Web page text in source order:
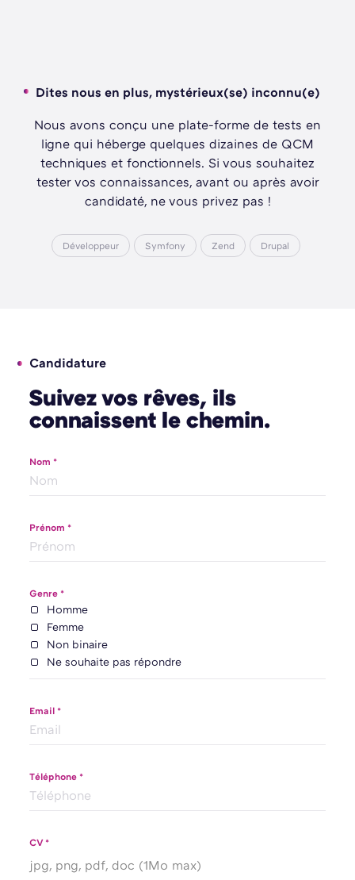
Dites nous en plus, mystérieux(se) inconnu(e)
Nous avons conçu une plate-forme de tests en
ligne qui héberge quelques dizaines de QCM
techniques et fonctionnels. Si vous souhaitez
tester vos connaissances, avant ou après avoir
candidaté, ne vous privez pas !
Développeur Symfony Zend Drupal
Candidature
Suivez vos rêves, ils
connaissent le chemin.
Nom *
Prénom *
Genre *
Homme
Femme
Non binaire
Ne souhaite pas répondre
Email *
Téléphone *
CV *
jpg, png, pdf, doc (1Mo max)